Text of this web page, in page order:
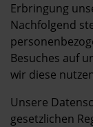
Erbringung
Nachfolgend
Besuches auf
wir diese
Unsere
gesetzlichen